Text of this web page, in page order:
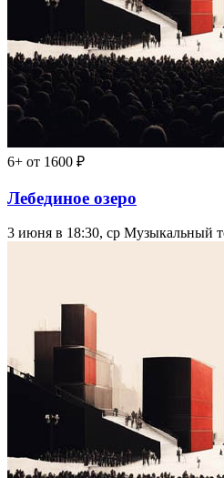
6+ от 1600 ₽
Лебединое озеро
3 июня в 18:30, ср Музыкальный